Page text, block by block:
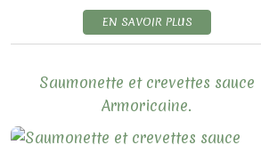
EN SAVOIR PLUS
LES RECETTES SALÉES
Saumonette et crevettes sauce
Armoricaine.